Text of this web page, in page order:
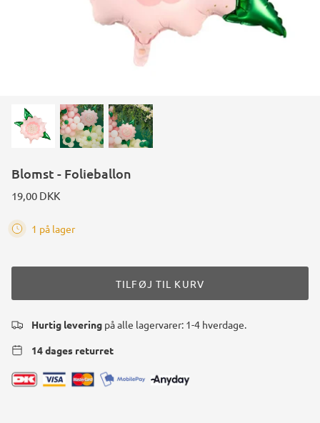
Konstruktions køretøj temafest
Blomst - Folieballon
19,00 DKK
1 på lager
TILFØJ TIL KURV
Hurtig levering på alle lagervarer: 1-4 hverdage.
14 dages returret